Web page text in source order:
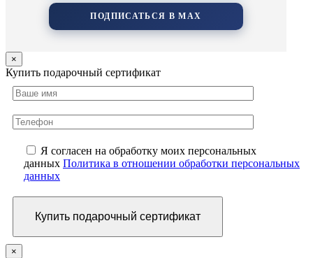
ПОДПИСАТЬСЯ В MAX
×
Купить подарочный сертификат
Я согласен на обработку моих персональных
данных Политика в отношении обработки персональных
данных
×